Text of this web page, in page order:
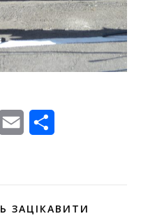
WhatsApp
Email
ЗАЦІКАВИТИ